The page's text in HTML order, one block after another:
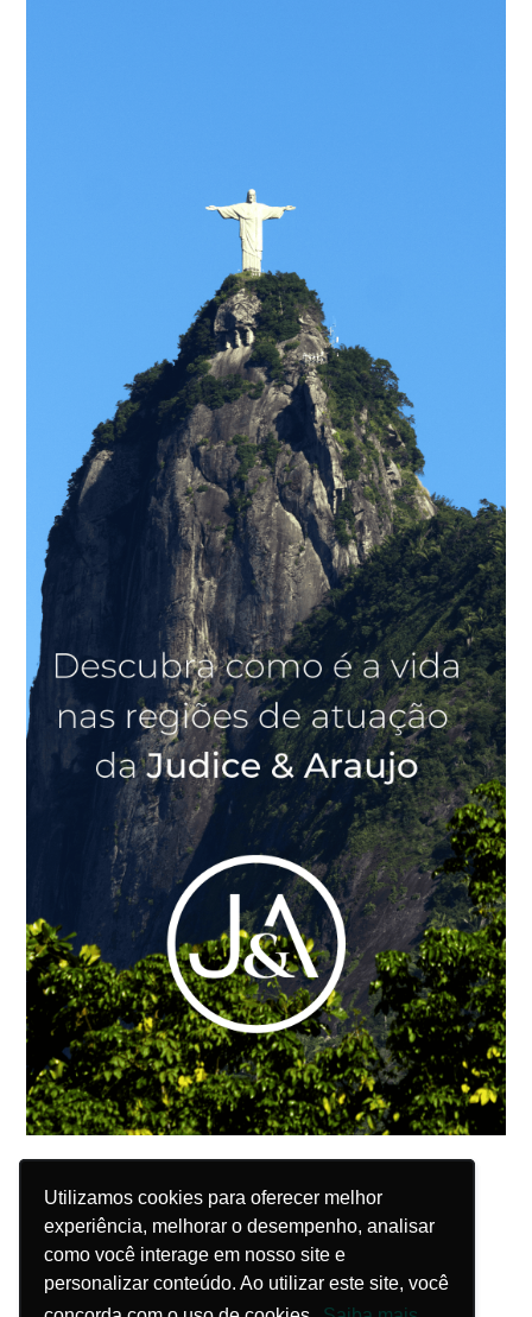
Utilizamos cookies para oferecer melhor
experiência, melhorar o desempenho, analisar
como você interage em nosso site e
personalizar conteúdo. Ao utilizar este site, você
Utilizamos cookies para oferecer melhor
experiência, melhorar o desempenho, analisar
como você interage em nosso site e
personalizar conteúdo. Ao utilizar este site, você